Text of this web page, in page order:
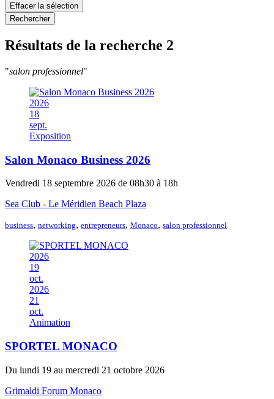
Effacer la sélection
Rechercher
Résultats de la recherche 2
"salon professionnel"
2026
18
sept.
Exposition
Salon Monaco Business 2026
Vendredi 18 septembre 2026 de 08h30 à 18h
Sea Club - Le Méridien Beach Plaza
business, networking, entrepreneurs, Monaco, salon professionnel
2026
19
oct.
2026
21
oct.
Animation
SPORTEL MONACO
Du lundi 19 au mercredi 21 octobre 2026
Grimaldi Forum Monaco